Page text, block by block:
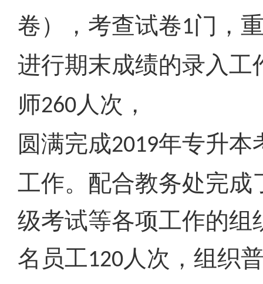
卷），考查试卷1门，
进行期末成绩的录入工
师260人次，
圆满完成2019年专升本
工作。配合教务处完成
级考试等各项工作的组
名员工120人次，组织